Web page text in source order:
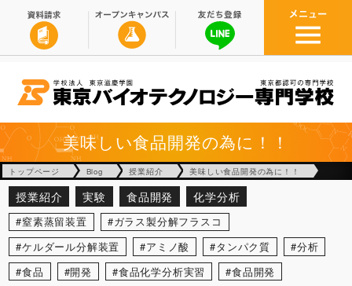
美味しい食品開発の為に！！
トップページ Blog 授業紹介 美味しい食品開発の為に！！
授業紹介 実験 食品開発 化学分析
窒素蒸留装置
ガラス製分解フラスコ
ケルダール分解装置
アミノ酸 タンパク質
分析
食品
開発 食品化学分析実習 食品開発